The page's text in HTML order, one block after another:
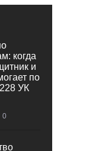
когда
и
по
УК
0